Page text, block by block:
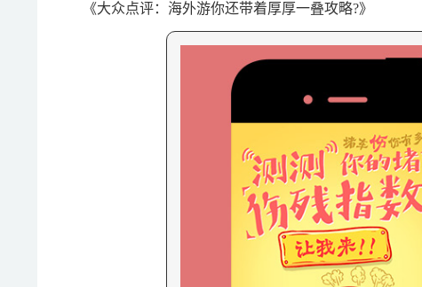
《大众点评：海外游你还带着厚厚一叠攻略?》